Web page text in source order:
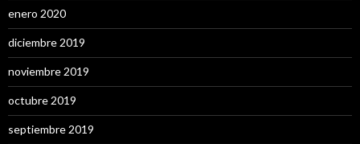
enero 2020
diciembre 2019
noviembre 2019
octubre 2019
septiembre 2019